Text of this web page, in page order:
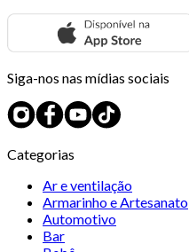
Siga-nos nas mídias sociais
Categorias
Ar e ventilação
Armarinho e Artesanato
Automotivo
Bar